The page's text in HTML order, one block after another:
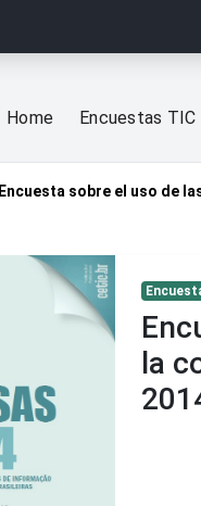
Home Encuestas TIC
Encuesta sobre el uso de
la